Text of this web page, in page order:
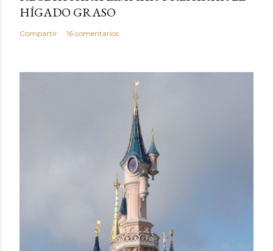
HÍGADO GRASO
Compartir 16 comentarios